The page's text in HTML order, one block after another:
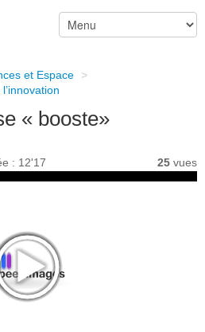
et Espace
>
« booste»
: 12'17 25 vues